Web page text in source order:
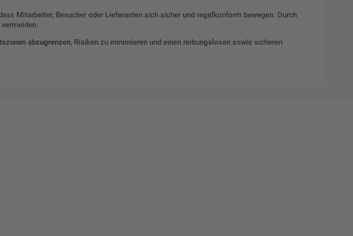
Mitarbeiter, Besucher oder Lieferanten sich sicher und regelkonform bewegen. Durch
abzugrenzen, Risiken zu minimieren und einen reibungslosen sowie sicheren